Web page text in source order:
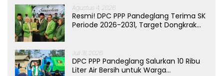
Agustus 4, 2026
Resmi! DPC PPP Pandeglang Terima SK
Periode 2026-2031, Target Dongkrak
Juli 31, 2026
DPC PPP Pandeglang Salurkan 10 Ribu
Liter Air Bersih untuk Warga